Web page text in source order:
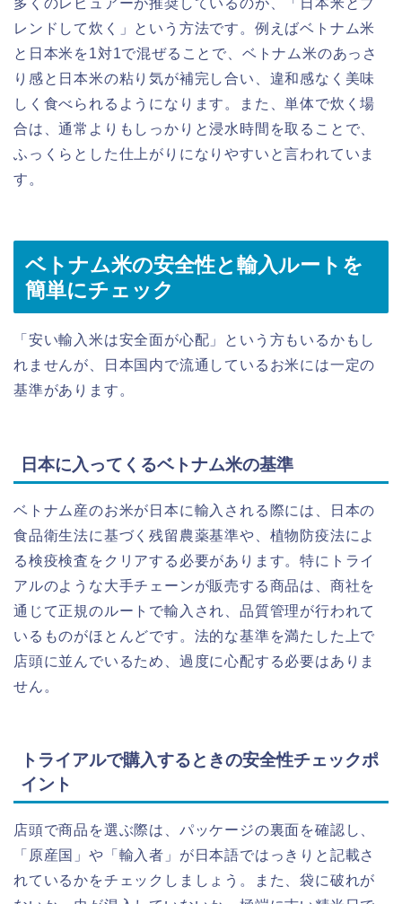
多くのレビュアーが推奨しているのが、「日本米とブ
レンドして炊く」という方法です。例えばベトナム米
と日本米を1対1で混ぜることで、ベトナム米のあっさ
り感と日本米の粘り気が補完し合い、違和感なく美味
しく食べられるようになります。また、単体で炊く場
合は、通常よりもしっかりと浸水時間を取ることで、
ふっくらとした仕上がりになりやすいと言われていま
す。
ベトナム米の安全性と輸入ルートを
簡単にチェック
「安い輸入米は安全面が心配」という方もいるかもし
れませんが、日本国内で流通しているお米には一定の
基準があります。
日本に入ってくるベトナム米の基準
ベトナム産のお米が日本に輸入される際には、日本の
食品衛生法に基づく残留農薬基準や、植物防疫法によ
る検疫検査をクリアする必要があります。特にトライ
アルのような大手チェーンが販売する商品は、商社を
通じて正規のルートで輸入され、品質管理が行われて
いるものがほとんどです。法的な基準を満たした上で
店頭に並んでいるため、過度に心配する必要はありま
せん。
トライアルで購入するときの安全性チェックポ
イント
店頭で商品を選ぶ際は、パッケージの裏面を確認し、
「原産国」や「輸入者」が日本語ではっきりと記載さ
れているかをチェックしましょう。また、袋に破れが